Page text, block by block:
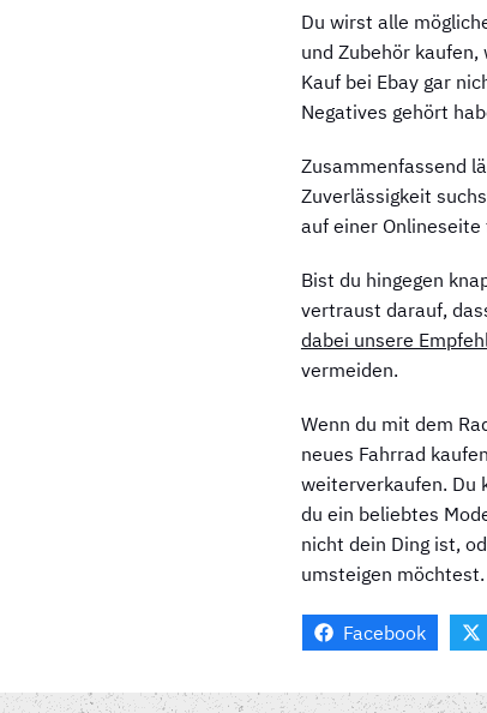
Du wirst alle
und Zubehör
Kauf bei Ebay gar
Negatives gehört
Zusammenfassend
Zuverlässigkeit
auf einer
Bist du hingegen
vertraust darauf,
dabei unsere
vermeiden.
Wenn du mit dem
neues Fahrrad
weiterverkaufen. Du
du ein beliebtes
nicht dein Ding ist,
umsteigen möchtest.
Facebook